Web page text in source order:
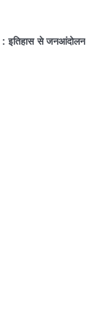
: इतिहास से जनआंदोलन